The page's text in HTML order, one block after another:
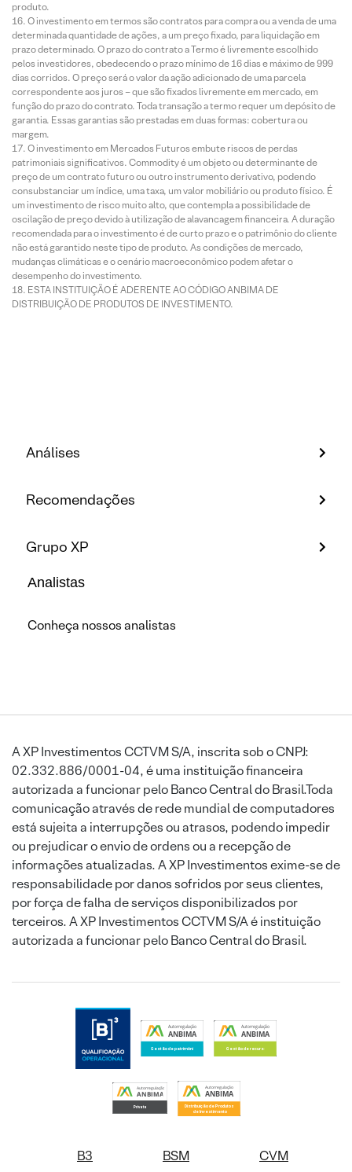
produto.
O investimento em termos são contratos para compra ou a venda de uma
determinada quantidade de ações, a um preço fixado, para liquidação em
prazo determinado. O prazo do contrato a Termo é livremente escolhido
pelos investidores, obedecendo o prazo mínimo de 16 dias e máximo de 999
dias corridos. O preço será o valor da ação adicionado de uma parcela
correspondente aos juros – que são fixados livremente em mercado, em
função do prazo do contrato. Toda transação a termo requer um depósito de
garantia. Essas garantias são prestadas em duas formas: cobertura ou
margem.
O investimento em Mercados Futuros embute riscos de perdas
patrimoniais significativos. Commodity é um objeto ou determinante de
preço de um contrato futuro ou outro instrumento derivativo, podendo
consubstanciar um índice, uma taxa, um valor mobiliário ou produto físico. É
um investimento de risco muito alto, que contempla a possibilidade de
oscilação de preço devido à utilização de alavancagem financeira. A duração
recomendada para o investimento é de curto prazo e o patrimônio do cliente
não está garantido neste tipo de produto. As condições de mercado,
mudanças climáticas e o cenário macroeconômico podem afetar o
desempenho do investimento.
ESTA INSTITUIÇÃO É ADERENTE AO CÓDIGO ANBIMA DE
DISTRIBUIÇÃO DE PRODUTOS DE INVESTIMENTO.
Análises
Recomendações
Grupo XP
Analistas
Conheça nossos analistas
A XP Investimentos CCTVM S/A, inscrita sob o CNPJ:
02.332.886/0001-04, é uma instituição financeira
autorizada a funcionar pelo Banco Central do Brasil.Toda
comunicação através de rede mundial de computadores
está sujeita a interrupções ou atrasos, podendo impedir
ou prejudicar o envio de ordens ou a recepção de
informações atualizadas. A XP Investimentos exime-se de
responsabilidade por danos sofridos por seus clientes,
por força de falha de serviços disponibilizados por
terceiros. A XP Investimentos CCTVM S/A é instituição
autorizada a funcionar pelo Banco Central do Brasil.
B3 BSM CVM